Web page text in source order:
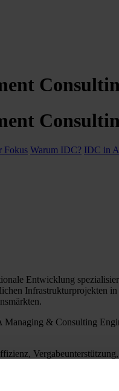
Fokus Warum IDC? IDC in
Entwicklung
Infrastrukturprojekten
& Consulting
gleichzeitiger
konsequente